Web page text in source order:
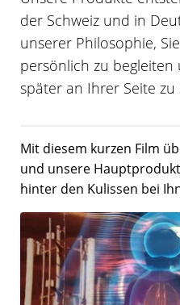
der Schweiz und in
unserer Philosophie,
persönlich zu begleiten
später an Ihrer Seite zu
Mit diesem kurzen Film
und unsere
hinter den Kulissen bei